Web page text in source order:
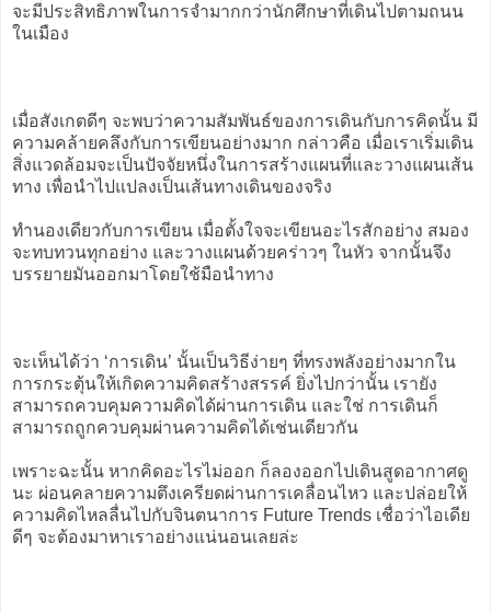
จะมีประสิทธิภาพในการจำมากกว่านักศึกษาที่เดินไปตามถนน
ในเมือง
เมื่อสังเกตดีๆ จะพบว่าความสัมพันธ์ของการเดินกับการคิดนั้น มี
ความคล้ายคลึงกับการเขียนอย่างมาก กล่าวคือ เมื่อเราเริ่มเดิน
สิ่งแวดล้อมจะเป็นปัจจัยหนึ่งในการสร้างแผนที่และวางแผนเส้น
ทาง เพื่อนำไปแปลงเป็นเส้นทางเดินของจริง
ทำนองเดียวกับการเขียน เมื่อตั้งใจจะเขียนอะไรสักอย่าง สมอง
จะทบทวนทุกอย่าง และวางแผนด้วยคร่าวๆ ในหัว จากนั้นจึง
บรรยายมันออกมาโดยใช้มือนำทาง
จะเห็นได้ว่า ‘การเดิน’ นั้นเป็นวิธีง่ายๆ ที่ทรงพลังอย่างมากใน
การกระตุ้นให้เกิดความคิดสร้างสรรค์ ยิ่งไปกว่านั้น เรายัง
สามารถควบคุมความคิดได้ผ่านการเดิน และใช่ การเดินก็
สามารถถูกควบคุมผ่านความคิดได้เช่นเดียวกัน
เพราะฉะนั้น หากคิดอะไรไม่ออก ก็ลองออกไปเดินสูดอากาศดู
นะ ผ่อนคลายความตึงเครียดผ่านการเคลื่อนไหว และปล่อยให้
ความคิดไหลลื่นไปกับจินตนาการ Future Trends เชื่อว่าไอเดีย
ดีๆ จะต้องมาหาเราอย่างแน่นอนเลยล่ะ